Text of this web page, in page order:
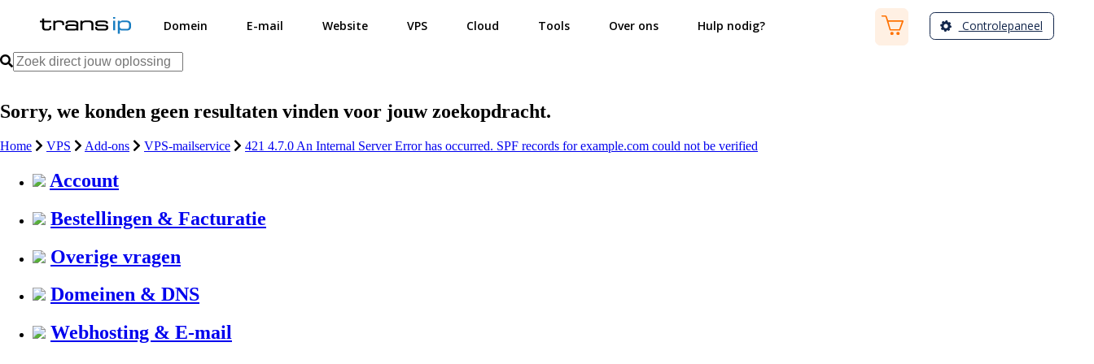
Domein E-mail Website VPS Cloud Tools Over ons Hulp nodig? Controlepaneel
Sorry, we konden geen resultaten vinden voor jouw zoekopdracht.
Home VPS Add-ons VPS-mailservice 421 4.7.0 An Internal Server Error has occurred. SPF records for example.com could not be verified
Account
Bestellingen & Facturatie
Overige vragen
Domeinen & DNS
Webhosting & E-mail